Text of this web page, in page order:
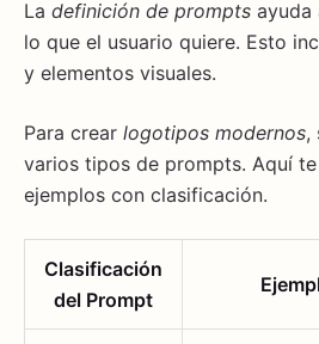
La definición de prompts ayuda
lo que el usuario quiere. Esto
y elementos visuales.
Para crear logotipos modernos,
varios tipos de prompts. Aquí
ejemplos con clasificación.
Clasificación
del Prompt